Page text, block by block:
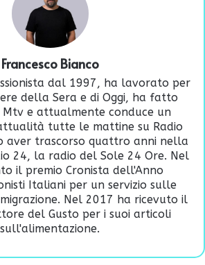
Francesco Bianco
dal 1997, ha lavorato per
della Sera e di Oggi, ha fatto
e attualmente conduce un
tutte le mattine su Radio
aver trascorso quattro anni nella
24, la radio del Sole 24 Ore. Nel
il premio Cronista dell'Anno
Italiani per un servizio sulle
Nel 2017 ha ricevuto il
del Gusto per i suoi articoli
sull'alimentazione.